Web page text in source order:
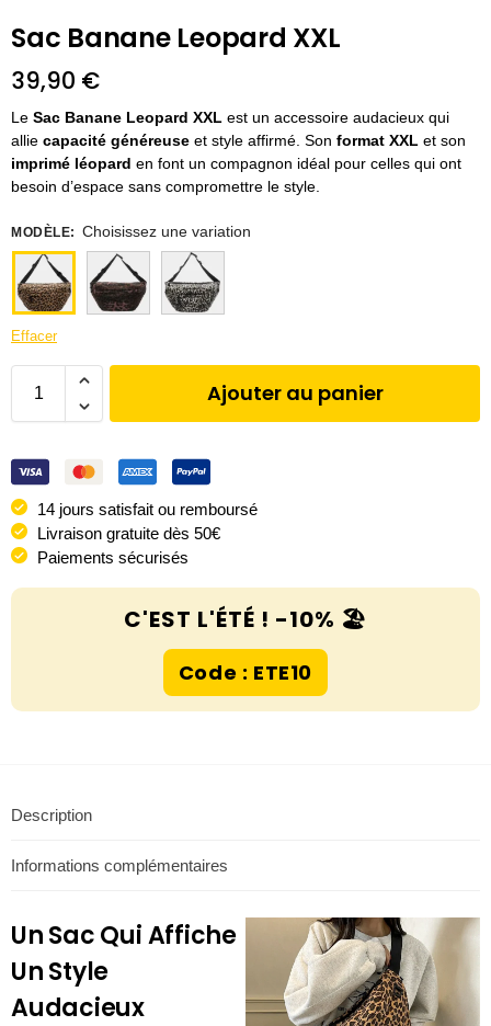
Sac Banane Leopard XXL
39,90 €
Le Sac Banane Leopard XXL est un accessoire audacieux qui
allie capacité généreuse et style affirmé. Son format XXL et son
imprimé léopard en font un compagnon idéal pour celles qui ont
besoin d’espace sans compromettre le style.
MODÈLE: Choisissez une variation
Effacer
Ajouter au panier
14 jours satisfait ou remboursé
Livraison gratuite dès 50€
Paiements sécurisés
C'EST L'ÉTÉ ! -10% 🏖️
Code : ETE10
Description
Informations complémentaires
Un Sac Qui Affiche
Un Style
Audacieux